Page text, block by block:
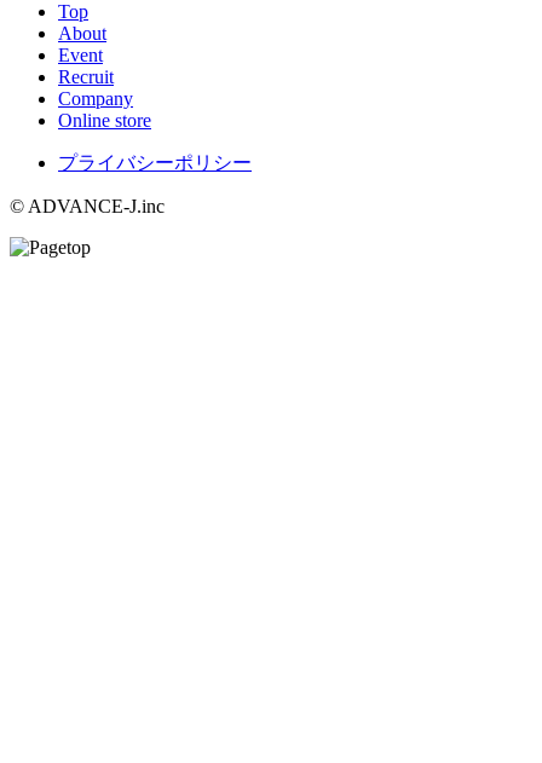
Top
About
Event
Recruit
Company
Online store
プライバシーポリシー
© ADVANCE-J.inc